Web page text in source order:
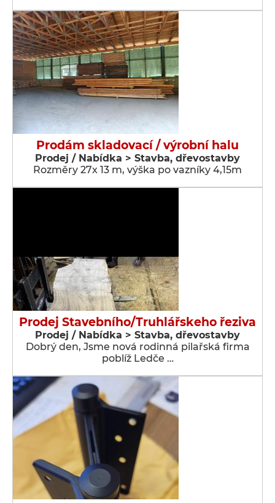
Prodám skladovací / výrobní halu
Prodej / Nabídka > Stavba, dřevostavby
Rozměry 27x 13 m, výška po vazníky 4,15m
Prodej Stavebního/Truhlářskeho řeziva
Prodej / Nabídka > Stavba, dřevostavby
Dobrý den, Jsme nová rodinná pilařská firma
poblíž Ledče …